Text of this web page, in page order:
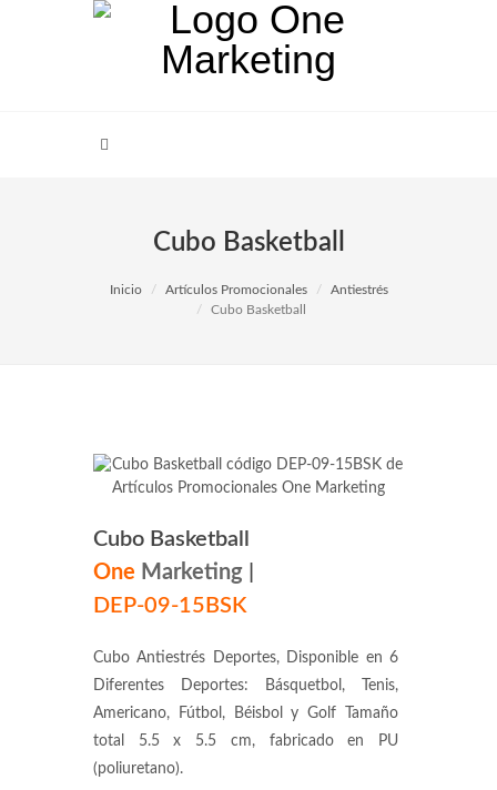
Cubo Basketball
Inicio Artículos Promocionales
Antiestrés
Cubo Basketball
Cubo Basketball
One Marketing
DEP-09-15BSK
Cubo Antiestrés Deportes, Disponible en 6
Diferentes Deportes: Básquetbol, Tenis,
Americano, Fútbol, Béisbol y Golf Tamaño
total 5.5 x 5.5 cm, fabricado en PU
(poliuretano).